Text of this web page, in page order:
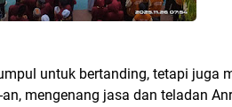
untuk bertanding, tetapi juga
mengenang jasa dan teladan